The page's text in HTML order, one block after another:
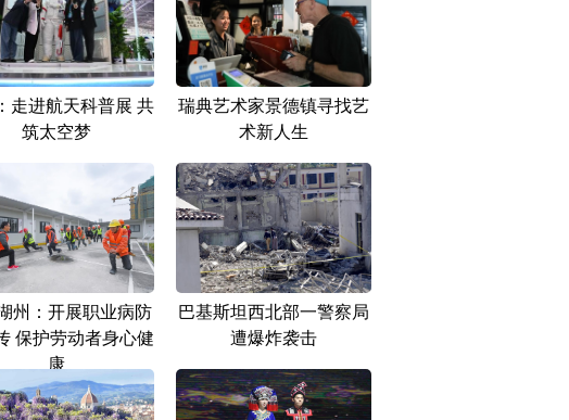
走进航天科普展 共
筑太空梦
瑞典艺术家景德镇寻找艺
术新人生
州：开展职业病防
保护劳动者身心健
康
巴基斯坦西北部一警察局
遭爆炸袭击